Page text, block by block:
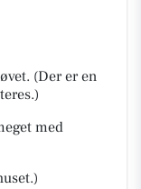
(Der er en
med